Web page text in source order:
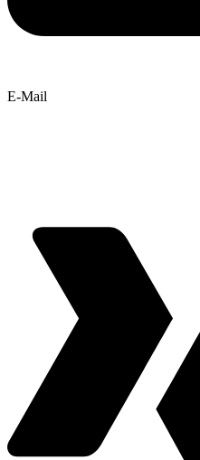
E-Mail